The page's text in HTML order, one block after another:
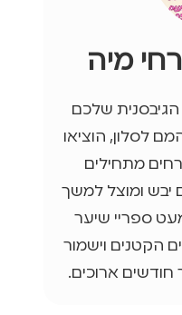
מיה
שלכם
לסלון, הוציאו
מתחילים
יבש ומוצל למשך
ספריי שיער
הקטנים וישמור
חודשים ארוכים.